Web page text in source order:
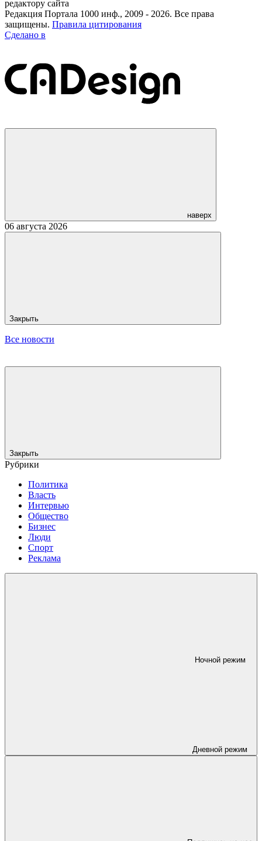
редактору сайта
Редакция Портала 1000 инф., 2009 - 2026. Все права
защищены. Правила цитирования
Сделано в
наверх
06 августа 2026
Закрыть
Все новости
Закрыть
Рубрики
Политика
Власть
Интервью
Общество
Бизнес
Люди
Спорт
Реклама
Ночной режим
Дневной режим